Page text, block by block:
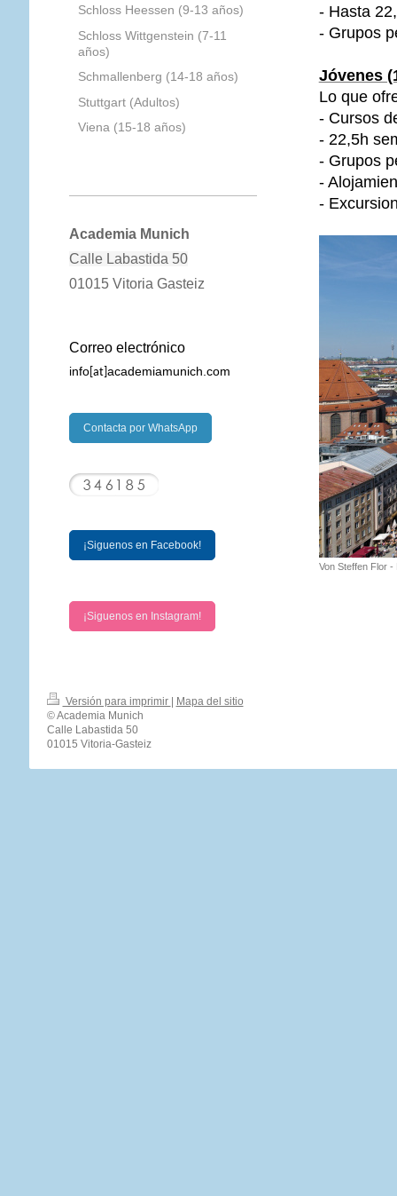
- Hasta
- Grupos
Jóvenes
Lo que
- Cursos
- 22,5h
- Grupos
-
-
Von Steffen Flor
Schloss Heessen (9-13 años)
Schloss Wittgenstein (7-11
años)
Schmallenberg (14-18 años)
Stuttgart (Adultos)
Viena (15-18 años)
Academia Munich
Calle Labastida 50
01015 Vitoria Gasteiz
Correo electrónico
info[at] academiamunich.com
Contacta por WhatsApp
¡Siguenos en Facebook!
¡Siguenos en Instagram!
Versión para imprimir | Mapa del sitio
© Academia Munich
Calle Labastida 50
01015 Vitoria-Gasteiz